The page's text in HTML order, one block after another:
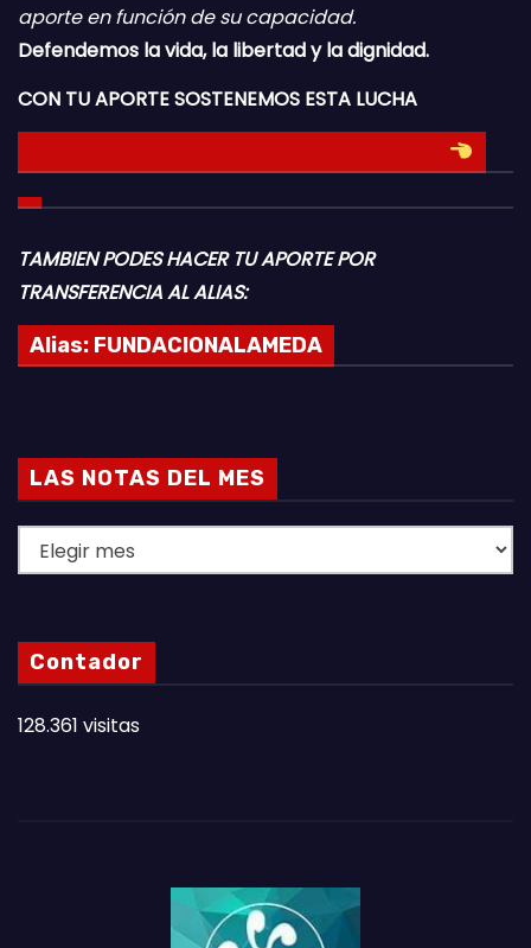
aporte en función de su capacidad.
Defendemos la vida, la libertad y la dignidad.
CON TU APORTE SOSTENEMOS ESTA LUCHA
TAMBIEN PODES HACER TU APORTE POR
TRANSFERENCIA AL ALIAS:
Alias: FUNDACIONALAMEDA
LAS NOTAS DEL MES
A
N
O
A
Contador
128.361 visitas